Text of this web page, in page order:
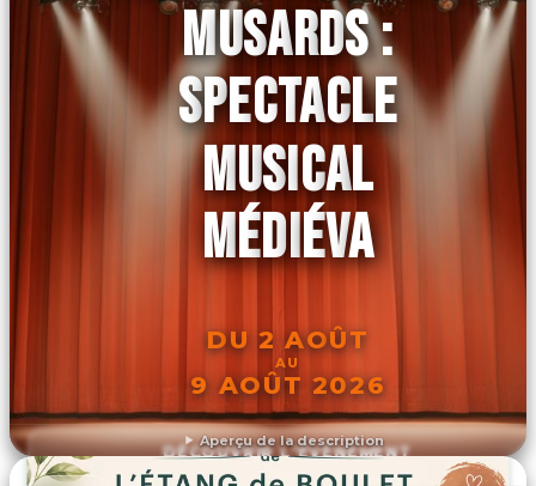
Aperçu de la description
MUSARDS :
SPECTACLE
MUSICAL
MÉDIÉVA
DU 2 AOÛT
AU
9 AOÛT 2026
DÉCOUVRIR L'ÉVÉNEMENT